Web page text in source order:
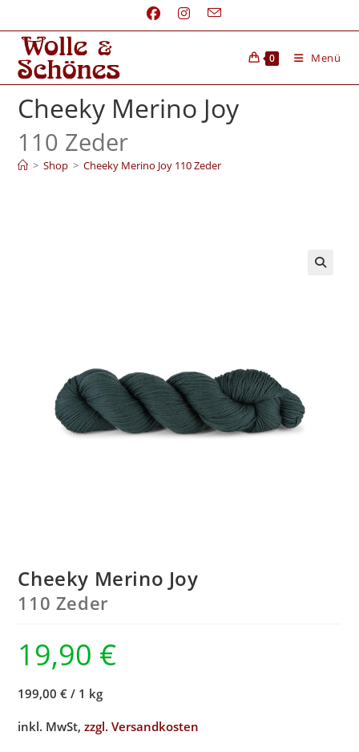
0 Menü
Cheeky Merino Joy
110 Zeder
> Shop > Cheeky Merino Joy 110 Zeder
Cheeky Merino Joy
110 Zeder
19,90 €
199,00 € / 1 kg
inkl. MwSt,zzgl. Versandkosten